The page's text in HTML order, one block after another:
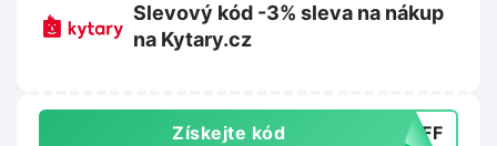
Slevový kód -3% sleva na nákup
na Kytary.cz
Získejte kód _AFF